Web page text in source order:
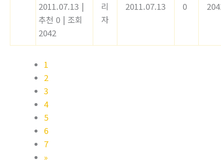
2011.07.13 |
추천 0 | 조회
2042
리
자
2011.07.13 0
1
2
3
4
5
6
7
»